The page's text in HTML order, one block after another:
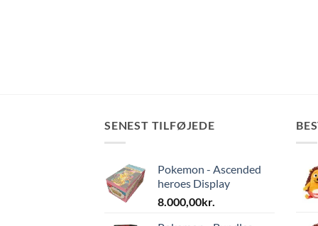
SENEST TILFØJEDE
Pokemon - Ascended
heroes Display
8.000,00kr.